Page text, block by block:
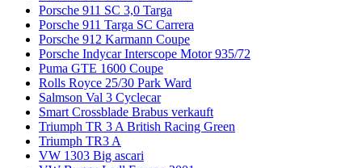
Porsche 911 SC 3,0 Targa
Porsche 911 Targa SC Carrera
Porsche 912 Karmann Coupe
Porsche Indycar Interscope Motor 935/72
Puma GTE 1600 Coupe
Rolls Royce 25/30 Park Ward
Salmson Val 3 Cyclecar
Smart Crossblade Brabus verkauft
Triumph TR 3 A British Racing Green
Triumph TR3 A
VW 1303 Big ascari